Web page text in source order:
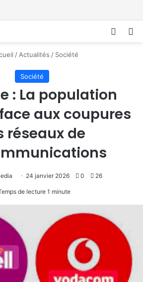
/ Actualités / Société
Société
: La population
aux coupures
réseaux de
24 janvier 2026 0 26
de lecture 1 minute